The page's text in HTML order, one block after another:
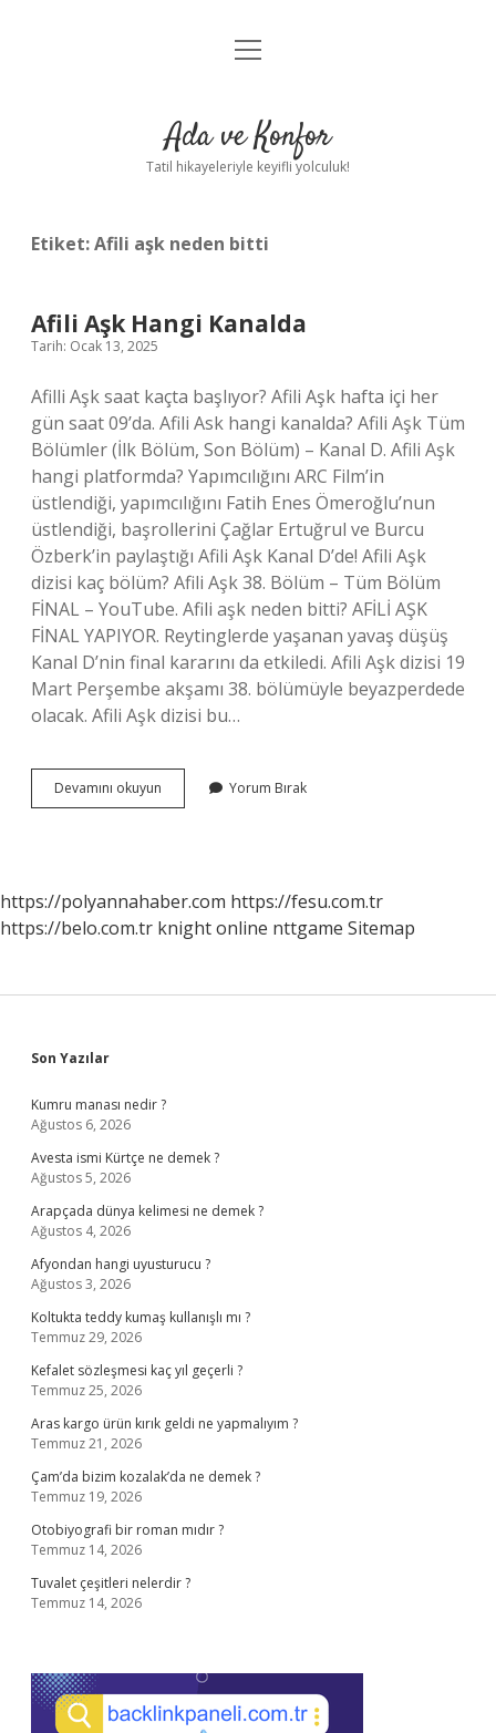
Anasayfa
Yasal Uyarı
menüyü
Ada ve Konfor
Tatil hikayeleriyle keyifli yolculuk!
Etiket:Afili aşk neden bitti
Afili Aşk Hangi Kanalda
Tarih: Ocak 13, 2025
Afilli Aşk saat kaçta başlıyor? Afili Aşk hafta içi her
gün saat 09’da. Afili Ask hangi kanalda? Afili Aşk Tüm
Bölümler (İlk Bölüm, Son Bölüm) – Kanal D. Afili Aşk
hangi platformda? Yapımcılığını ARC Film’in
üstlendiği, yapımcılığını Fatih Enes Ömeroğlu’nun
üstlendiği, başrollerini Çağlar Ertuğrul ve Burcu
Özberk’in paylaştığı Afili Aşk Kanal D’de! Afili Aşk
dizisi kaç bölüm? Afili Aşk 38. Bölüm – Tüm Bölüm
FİNAL – YouTube. Afili aşk neden bitti? AFİLİ AŞK
FİNAL YAPIYOR. Reytinglerde yaşanan yavaş düşüş
Kanal D’nin final kararını da etkiledi. Afili Aşk dizisi 19
Mart Perşembe akşamı 38. bölümüyle beyazperdede
olacak. Afili Aşk dizisi bu…
Devamını okuyun
Aşk
Yorum Bırak
https://polyannahaber.com https://fesu.com.tr
https://belo.com.tr knight online nttgame Sitemap
Sidebar
Son Yazılar
Kumru manası nedir ?
Ağustos 6, 2026
Avesta ismi Kürtçe ne demek ?
Ağustos 5, 2026
Arapçada dünya kelimesi ne demek ?
Ağustos 4, 2026
Afyondan hangi uyusturucu ?
Ağustos 3, 2026
Koltukta teddy kumaş kullanışlı mı ?
Temmuz 29, 2026
Kefalet sözleşmesi kaç yıl geçerli ?
Temmuz 25, 2026
Aras kargo ürün kırık geldi ne yapmalıyım ?
Temmuz 21, 2026
Çam’da bizim kozalak’da ne demek ?
Temmuz 19, 2026
Otobiyografi bir roman mıdır ?
Temmuz 14, 2026
Tuvalet çeşitleri nelerdir ?
Temmuz 14, 2026